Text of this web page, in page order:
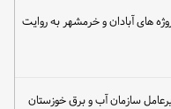
های آبادان و خرمشهر به روایت
سازمان آب و برق خوزستان